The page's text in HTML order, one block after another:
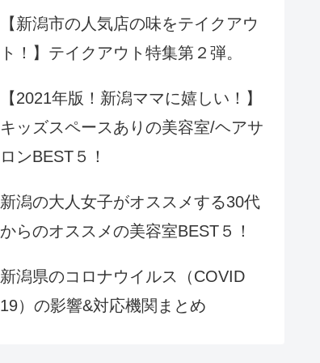
【新潟市の人気店の味をテイクアウ
ト！】テイクアウト特集第２弾。
【2021年版！新潟ママに嬉しい！】
キッズスペースありの美容室/ヘアサ
ロンBEST５！
新潟の大人女子がオススメする30代
からのオススメの美容室BEST５！
新潟県のコロナウイルス（COVID
19）の影響&対応機関まとめ